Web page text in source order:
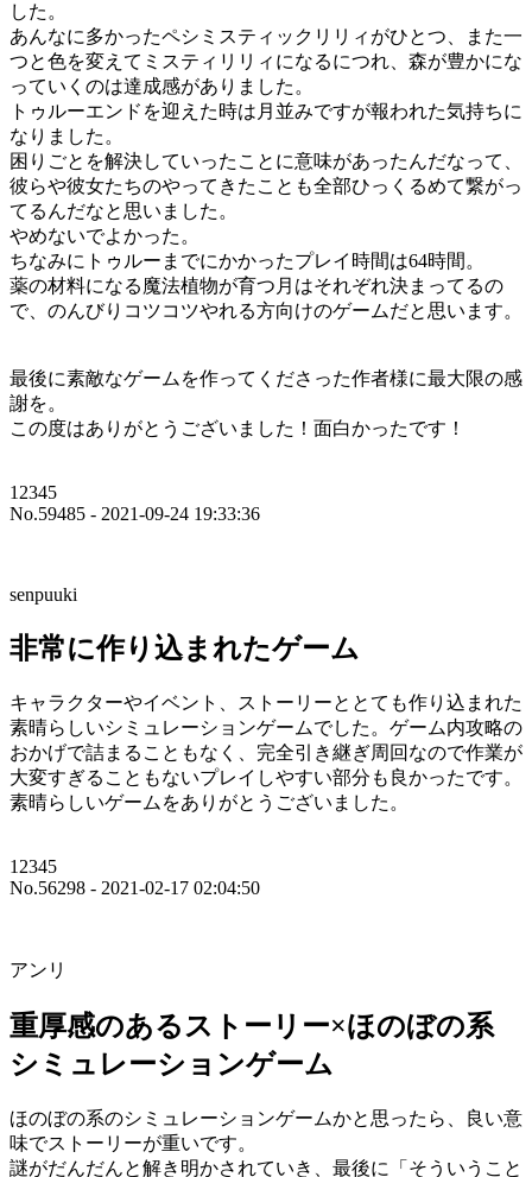
した。
あんなに多かったペシミスティックリリィがひとつ、また一
つと色を変えてミスティリリィになるにつれ、森が豊かにな
っていくのは達成感がありました。
トゥルーエンドを迎えた時は月並みですが報われた気持ちに
なりました。
困りごとを解決していったことに意味があったんだなって、
彼らや彼女たちのやってきたことも全部ひっくるめて繋がっ
てるんだなと思いました。
やめないでよかった。
ちなみにトゥルーまでにかかったプレイ時間は64時間。
薬の材料になる魔法植物が育つ月はそれぞれ決まってるの
で、のんびりコツコツやれる方向けのゲームだと思います。
最後に素敵なゲームを作ってくださった作者様に最大限の感
謝を。
この度はありがとうございました！面白かったです！
12345
No.59485 - 2021-09-24 19:33:36
senpuuki
非常に作り込まれたゲーム
キャラクターやイベント、ストーリーととても作り込まれた
素晴らしいシミュレーションゲームでした。ゲーム内攻略の
おかげで詰まることもなく、完全引き継ぎ周回なので作業が
大変すぎることもないプレイしやすい部分も良かったです。
素晴らしいゲームをありがとうございました。
12345
No.56298 - 2021-02-17 02:04:50
アンリ
重厚感のあるストーリー×ほのぼの系
シミュレーションゲーム
ほのぼの系のシミュレーションゲームかと思ったら、良い意
味でストーリーが重いです。
謎がだんだんと解き明かされていき、最後に「そういうこと